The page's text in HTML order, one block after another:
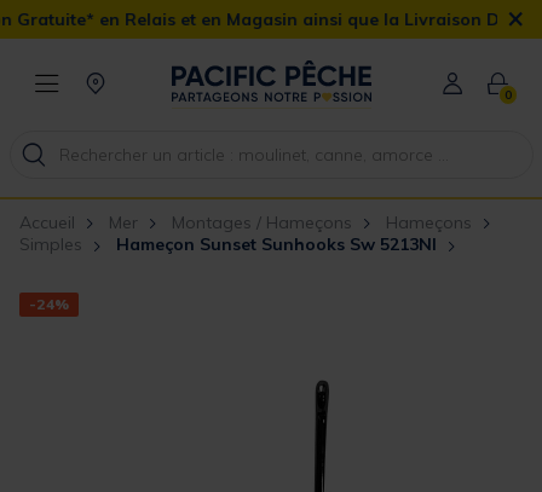
et en Magasin ainsi que la Livraison Domicile offerte dès
×
0
Accueil Mer Montages / Hameçons
Hameçons
Simples
Hameçon Sunset Sunhooks Sw 5213NI
-24%